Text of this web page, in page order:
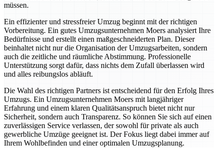
müssen.
Ein effizienter und stressfreier Umzug beginnt mit der richtigen
Vorbereitung. Ein gutes Umzugsunternehmen Moers analysiert Ihre
Bedürfnisse und erstellt einen maßgeschneiderten Plan. Dieser
beinhaltet nicht nur die Organisation der Umzugsarbeiten, sondern
auch die zeitliche und räumliche Abstimmung. Professionelle
Unterstützung sorgt dafür, dass nichts dem Zufall überlassen wird
und alles reibungslos abläuft.
Die Wahl des richtigen Partners ist entscheidend für den Erfolg Ihres
Umzugs. Ein Umzugsunternehmen Moers mit langjähriger
Erfahrung und einem klaren Qualitätsanspruch bietet nicht nur
Sicherheit, sondern auch Transparenz. So können Sie sich auf einen
zuverlässigen Service verlassen, der sowohl für private als auch
gewerbliche Umzüge geeignet ist. Der Fokus liegt dabei immer auf
Ihrem Wohlbefinden und einer optimalen Umzugsplanung.